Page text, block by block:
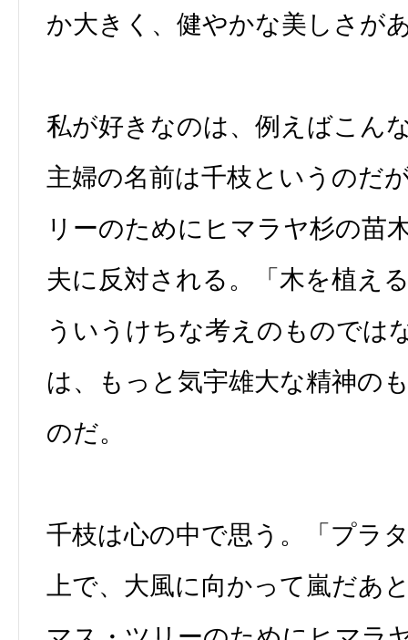
か大きく、健やかな美しさが
私が好きなのは、例えばこん
主婦の名前は千枝というのだ
リーのためにヒマラヤ杉の苗
夫に反対される。「木を植え
ういうけちな考えのものでは
は、もっと気宇雄大な精神の
のだ。
千枝は心の中で思う。「プラ
上で、大風に向かって嵐だあ